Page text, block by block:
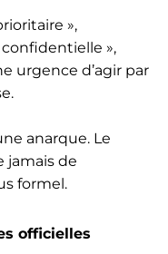
»,
confidentielle »,
urgence d’agir par
anarque. Le
jamais de
formel.
officielles